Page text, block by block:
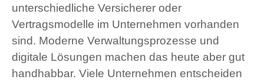
unterschiedliche Versicherer oder
Vertragsmodelle im Unternehmen vorhanden
sind. Moderne Verwaltungsprozesse und
digitale Lösungen machen das heute aber gut
handhabbar. Viele Unternehmen entscheiden